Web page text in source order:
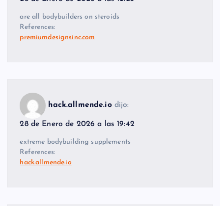
are all bodybuilders on steroids
References:
premiumdesignsinc.com
hack.allmende.io dijo:
28 de Enero de 2026 a las 19:42
extreme bodybuilding supplements
References:
hack.allmende.io